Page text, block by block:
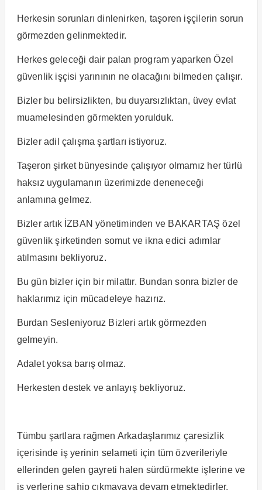
Herkesin sorunları dinlenirken, taşoren işçilerin sorun
görmezden gelinmektedir.
Herkes geleceği dair palan program yaparken Özel
güvenlik işçisi yarınının ne olacağını bilmeden çalışır.
Bizler bu belirsizlikten, bu duyarsızlıktan, üvey evlat
muamelesinden görmekten yorulduk.
Bizler adil çalışma şartları istiyoruz.
Taşeron şirket bünyesinde çalışıyor olmamız her türlü
haksız uygulamanın üzerimizde deneneceği
anlamına gelmez.
Bizler artık İZBAN yönetiminden ve BAKARTAŞ özel
güvenlik şirketinden somut ve ikna edici adımlar
atılmasını bekliyoruz.
Bu gün bizler için bir milattır. Bundan sonra bizler de
haklarımız için mücadeleye hazırız.
Burdan Sesleniyoruz Bizleri artık görmezden
gelmeyin.
Adalet yoksa barış olmaz.
Herkesten destek ve anlayış bekliyoruz.
Tümbu şartlara rağmen Arkadaşlarımız çaresizlik
içerisinde iş yerinin selameti için tüm özverileriyle
ellerinden gelen gayreti halen sürdürmekte işlerine ve
iş yerlerine sahip çıkmayaya devam etmektedirler.